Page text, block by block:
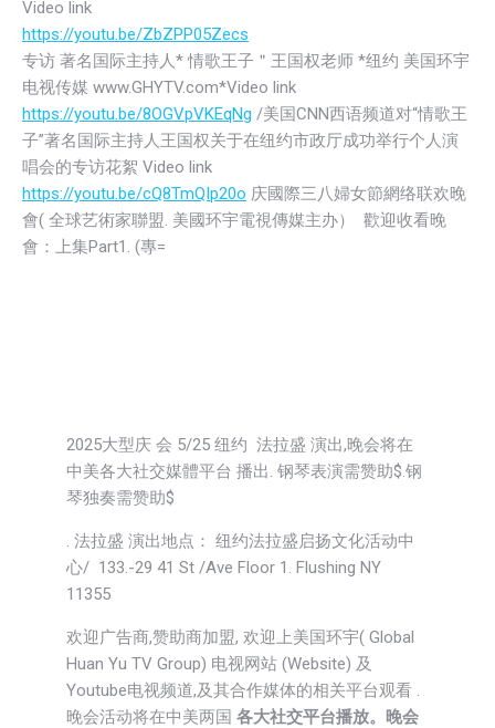
Video link
https://youtu.be/ZbZPP05Zecs
专访 著名国际主持人* 情歌王子＂王国权老师 *纽约 美国环宇
电视传媒 www.GHYTV.com*Video link
https://youtu.be/8OGVpVKEqNg /美国CNN西语频道对“情歌王
子”著名国际主持人王国权关于在纽约市政厅成功举行个人演
唱会的专访花絮 Video link
https://youtu.be/cQ8TmQIp20o 庆國際三八婦女節網络联欢晚
會( 全球艺術家聯盟. 美國环宇電視傳媒主办） 歡迎收看晚
會：上集Part1. (專=
2025大型庆 会 5/25 纽约 法拉盛 演出,晚会将在
中美各大社交媒體平台 播出. 钢琴表演需赞助$.钢
琴独奏需赞助$
. 法拉盛 演出地点： 纽约法拉盛启扬文化活动中
心/ 133.-29 41 St /Ave Floor 1. Flushing NY
11355
欢迎广告商,赞助商加盟, 欢迎上美国环宇( Global
Huan Yu TV Group) 电视网站 (Website) 及
Youtube电视频道,及其合作媒体的相关平台观看 .
晚会活动将在中美两国 各大社交平台播放。晚会